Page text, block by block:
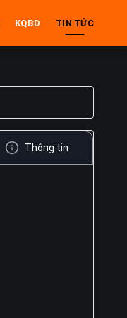
KQBD TIN TỨC
Thông tin